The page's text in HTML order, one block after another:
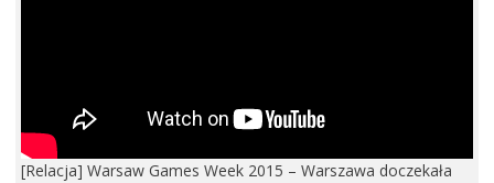
[Relacja] Warsaw Games Week 2015 – Warszawa doczekała